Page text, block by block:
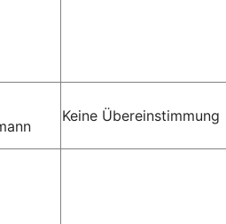
Keine Übereinstimmung